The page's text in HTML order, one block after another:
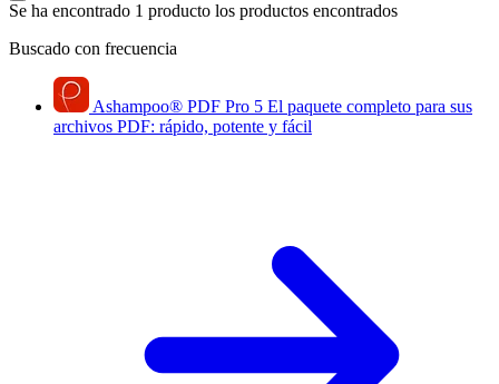
Se ha encontrado 1 producto los productos encontrados
Buscado con frecuencia
Ashampoo® PDF Pro 5 El paquete completo para sus
archivos PDF: rápido, potente y fácil